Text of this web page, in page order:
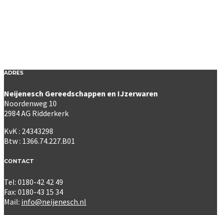
ADRES
Neijenesch Gereedschappen en IJzerwaren
Noordenweg 10
2984 AG Ridderkerk
KvK : 24343298
Btw : 1366.74.227.B01
CONTACT
Tel: 0180-42 42 49
Fax: 0180-43 15 34
Mail: info@neijenesch.nl